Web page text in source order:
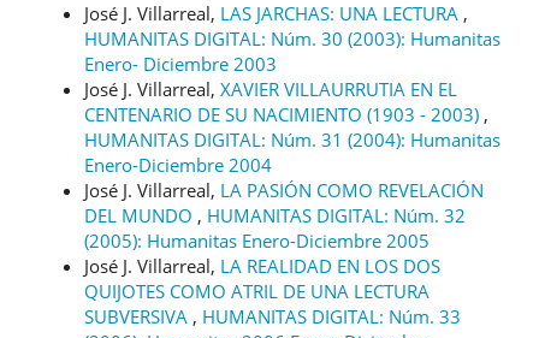
José J. Villarreal, LAS JARCHAS: UNA LECTURA ,
HUMANITAS DIGITAL: Núm. 30 (2003): Humanitas
Enero- Diciembre 2003
José J. Villarreal, XAVIER VILLAURRUTIA EN EL
CENTENARIO DE SU NACIMIENTO (1903 - 2003) ,
HUMANITAS DIGITAL: Núm. 31 (2004): Humanitas
Enero-Diciembre 2004
José J. Villarreal, LA PASIÓN COMO REVELACIÓN
DEL MUNDO , HUMANITAS DIGITAL: Núm. 32
(2005): Humanitas Enero-Diciembre 2005
José J. Villarreal, LA REALIDAD EN LOS DOS
QUIJOTES COMO ATRIL DE UNA LECTURA
SUBVERSIVA , HUMANITAS DIGITAL: Núm. 33